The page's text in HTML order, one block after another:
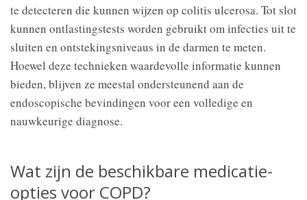
te detecteren die kunnen wijzen op colitis ulcerosa. Tot slot
kunnen ontlastingstests worden gebruikt om infecties uit te
sluiten en ontstekingsniveaus in de darmen te meten.
Hoewel deze technieken waardevolle informatie kunnen
bieden, blijven ze meestal ondersteunend aan de
endoscopische bevindingen voor een volledige en
nauwkeurige diagnose.
Wat zijn de beschikbare medicatie-
opties voor COPD?